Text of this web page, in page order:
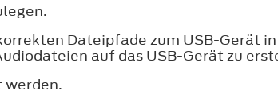
Dateipfade zum USB-Gerät
auf das USB-Gerät zu
werden.